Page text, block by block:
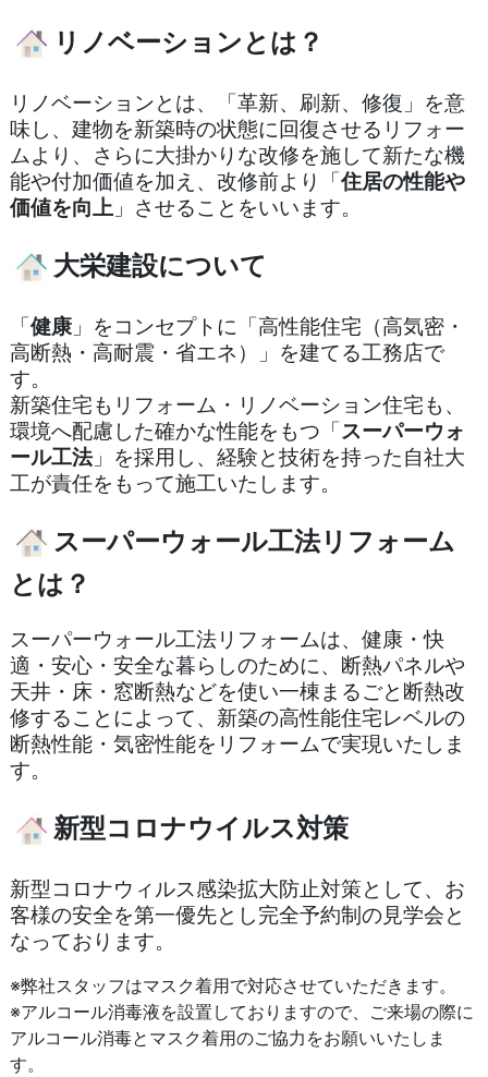
リノベーションとは？
リノベーションとは、「革新、刷新、修復」を意
味し、建物を新築時の状態に回復させるリフォー
ムより、 さらに大掛かりな改修を施して新たな機
能や付加価値を加え、改修前より「住居の性能や
価値を向上」させることをいいます。
大栄建設について
「健康」をコンセプトに「高性能住宅（高気密・
高断熱・高耐震・省エネ）」を建てる工務店で
す。
新築住宅もリフォーム・リノベーション住宅も、
環境へ配慮した確かな性能をもつ「スーパーウォ
ール工法」を採用し、経験と技術を持った自社大
工が責任をもって施工いたします。
スーパーウォール工法リフォーム
とは？
スーパーウォール工法リフォームは、健康・快
適・安心・安全な暮らしのために、断熱パネルや
天井・床・窓断熱などを使い一棟まるごと断熱改
修することによって、新築の高性能住宅レベルの
断熱性能・気密性能をリフォームで実現いたしま
す。
新型コロナウイルス対策
新型コロナウィルス感染拡大防止対策として、お
客様の安全を第一優先とし完全予約制の見学会と
なっております。
※弊社スタッフはマスク着用で対応させていただきます。
※アルコール消毒液を設置しておりますので、ご来場の際に
アルコール消毒とマスク着用のご協力をお願いいたしま
す。